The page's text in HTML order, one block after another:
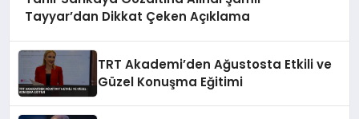
Tayyar’dan Dikkat Çeken Açıklama
TRT Akademi’den Ağustosta Etkili ve
Güzel Konuşma Eğitimi